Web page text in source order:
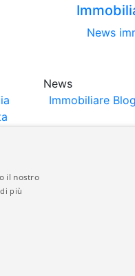
News
News
Immobiliare Blog
La pubblicazione
di privacy e/o di
il nostro
più